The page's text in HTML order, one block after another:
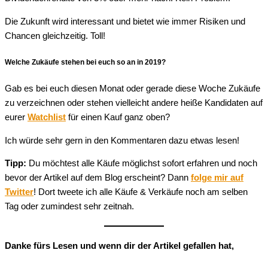
Die Zukunft wird interessant und bietet wie immer Risiken und
Chancen gleichzeitig. Toll!
Welche Zukäufe stehen bei euch so an in 2019?
Gab es bei euch diesen Monat oder gerade diese Woche Zukäufe
zu verzeichnen oder stehen vielleicht andere heiße Kandidaten auf
eurer Watchlist für einen Kauf ganz oben?
Ich würde sehr gern in den Kommentaren dazu etwas lesen!
Tipp: Du möchtest alle Käufe möglichst sofort erfahren und noch
bevor der Artikel auf dem Blog erscheint? Dann folge mir auf
Twitter! Dort tweete ich alle Käufe & Verkäufe noch am selben
Tag oder zumindest sehr zeitnah.
Danke fürs Lesen und wenn dir der Artikel gefallen hat,